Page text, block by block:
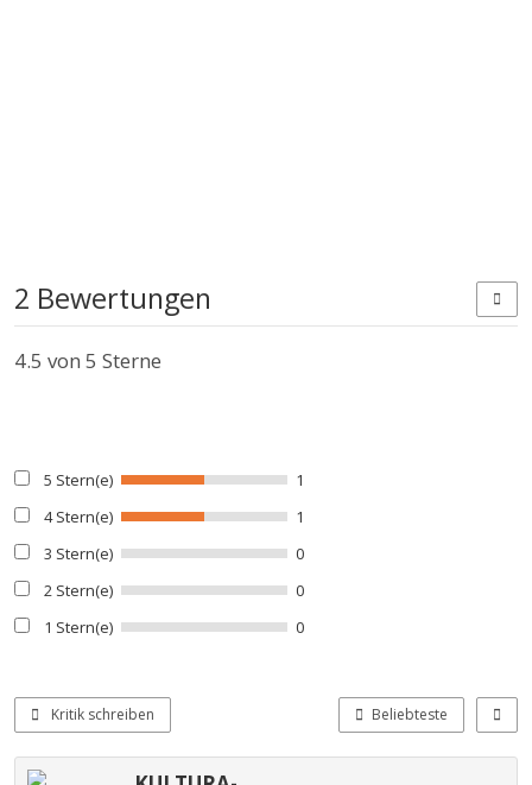
2 Bewertungen
4.5 von 5 Sterne
5 Stern(e)
1
4 Stern(e)
1
3 Stern(e)
0
2 Stern(e)
0
1 Stern(e)
0
Kritik schreiben Beliebteste